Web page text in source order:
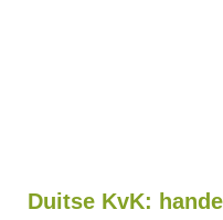
Duitse KvK: